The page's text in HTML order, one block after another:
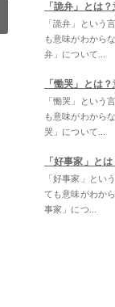
「詭弁」とは
「詭弁」という
も意味がわから
弁」について...
「慟哭」とは
「慟哭」という
も意味がわから
哭」について...
「好事家」と
「好事家」とい
ても意味がわか
事家」につ...